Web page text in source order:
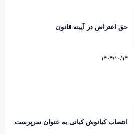
حق اعتراض در آیینه قانون
۱۴۰۴/۱۰/۱۴
انتصاب کیانوش کیانی به عنوان سرپرست